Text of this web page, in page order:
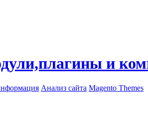
и
Анализ сайта Magento Themes